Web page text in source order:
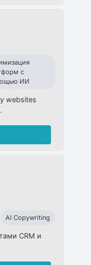
с
ИИ
websites
AI Copywriting
CRM и